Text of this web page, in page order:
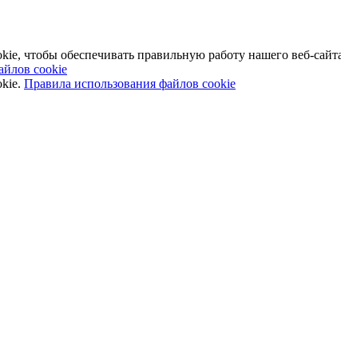
чтобы обеспечивать правильную работу нашего веб-
cookie
Правила использования файлов cookie